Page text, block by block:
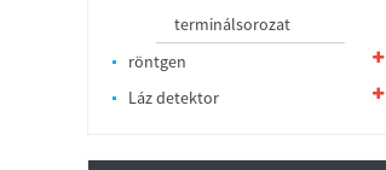
terminálsorozat
röntgen
Láz detektor